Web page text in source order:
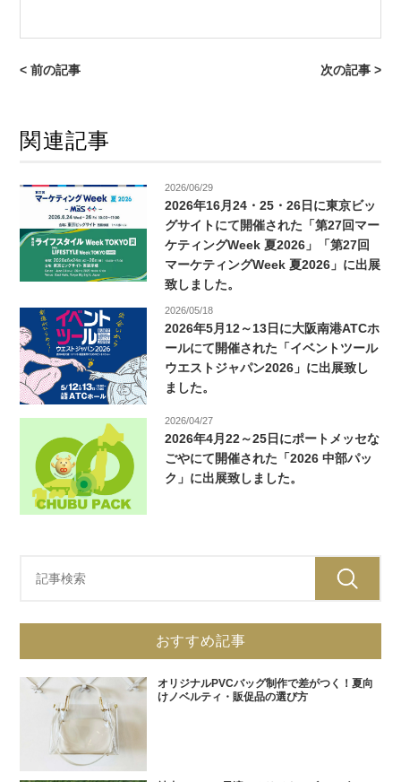
< 前の記事 次の記事 >
関連記事
2026/06/29
2026年16月24・25・26日に東京ビッ
グサイトにて開催された「第27回マー
ケティングWeek 夏2026」「第27回
マーケティングWeek 夏2026」に出展
致しました。
2026/05/18
2026年5月12～13日に大阪南港ATCホ
ールにて開催された「イベントツール
ウエストジャパン2026」に出展致し
ました。
2026/04/27
2026年4月22～25日にポートメッセな
ごやにて開催された「2026 中部パッ
ク」に出展致しました。
おすすめ記事
オリジナルPVCバッグ制作で差がつく！夏向
けノベルティ・販促品の選び方